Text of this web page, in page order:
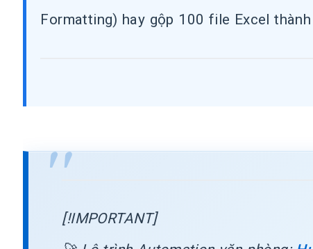
Formatting) hay gộp 100 file Excel
[!IMPORTANT]